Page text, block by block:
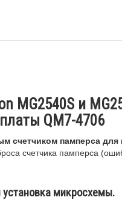
MG2540S и
QM7-4706
счетчиком памперса для
счетчика памперса
установка микросхемы.